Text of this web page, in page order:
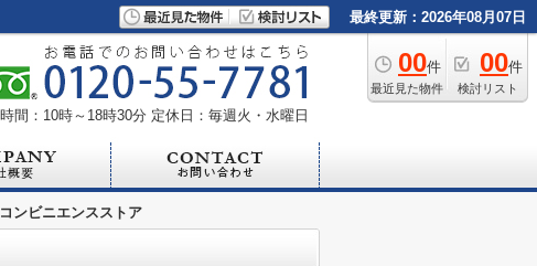
最終更新：2026年08月07日
00件
最近見た物件
00件
検討リスト
間：10時～18時30分 定休日：毎週火・水曜日
ンビニエンスストア